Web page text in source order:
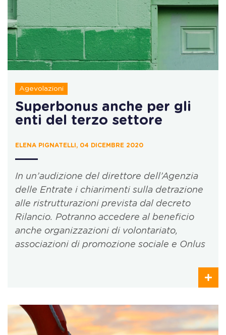
Agevolazioni
Superbonus anche per gli
enti del terzo settore
ELENA PIGNATELLI, 04 DICEMBRE 2020
In un’audizione del direttore dell’Agenzia
delle Entrate i chiarimenti sulla detrazione
alle ristrutturazioni prevista dal decreto
Rilancio. Potranno accedere al beneficio
anche organizzazioni di volontariato,
associazioni di promozione sociale e Onlus